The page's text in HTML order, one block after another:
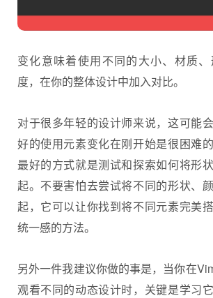
变化意味着使用不同的大小、材质
度，在你的整体设计中加入对比。
对于很多年轻的设计师来说，这可能
好的使用元素变化在刚开始是很困难
最好的方式就是测试和探索如何将形
起。不要害怕去尝试将不同的形状、
起，它可以让你找到将不同元素完美
统一感的方法。
另外一件我建议你做的事是，当你在
观看不同的动态设计时，关键是学习